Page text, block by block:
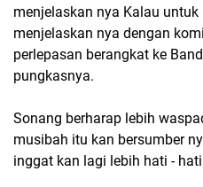
menjelaskan nya Kalau
menjelaskan nya dengan
perlepasan berangkat ke
pungkasnya.
Sonang berharap lebih
musibah itu kan bersumber
inggat kan lagi lebih hati -